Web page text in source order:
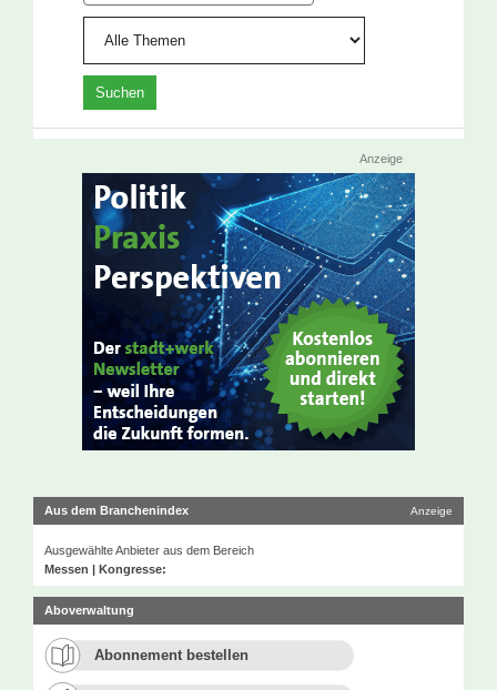
Anzeige
Aus dem Branchenindex Anzeige
Ausgewählte Anbieter aus dem Bereich
Messen | Kongresse:
Aboverwaltung
Abonnement bestellen